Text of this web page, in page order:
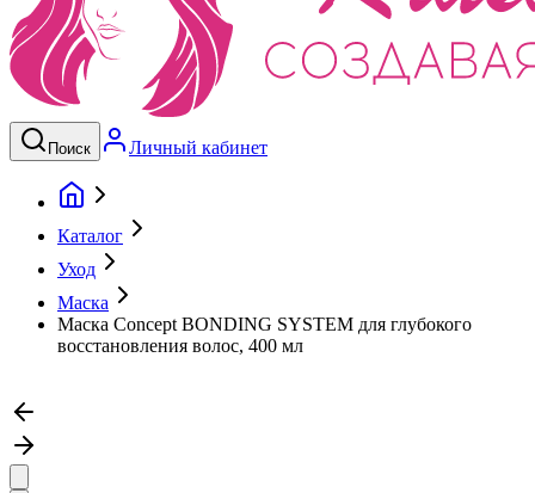
Поиск Личный кабинет
Каталог
Уход
Маска
Маска Concept BONDING SYSTEM для глубокого
восстановления волос, 400 мл